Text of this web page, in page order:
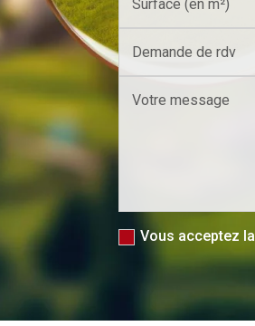
Vous acceptez la